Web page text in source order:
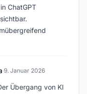
ChatGPT
·9. Januar 2026
Übergang von KI